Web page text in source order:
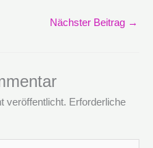
Nächster Beitrag →
veröffentlicht. Erforderliche